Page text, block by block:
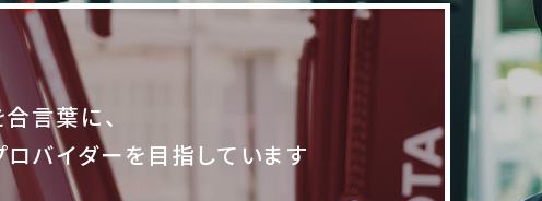
言葉に、
ロバイダーを目指しています